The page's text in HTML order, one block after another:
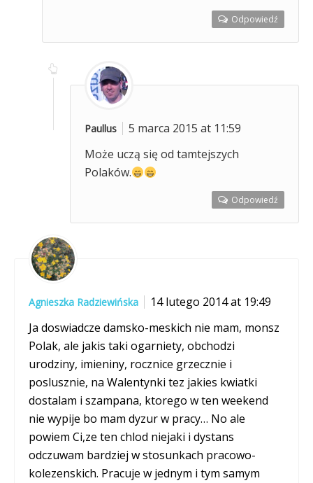
Odpowiedź
Paullus
5 marca 2015 at 11:59
Może uczą się od tamtejszych
Polaków.
Odpowiedź
Agnieszka Radziewińska
14 lutego 2014 at 19:49
Ja doswiadcze damsko-meskich nie mam, monsz
Polak, ale jakis taki ogarniety, obchodzi
urodziny, imieniny, rocznice grzecznie i
poslusznie, na Walentynki tez jakies kwiatki
dostalam i szampana, ktorego w ten weekend
nie wypije bo mam dyzur w pracy… No ale
powiem Ci,ze ten chlod niejaki i dystans
odczuwam bardziej w stosunkach pracowo-
kolezenskich. Pracuje w jednym i tym samym